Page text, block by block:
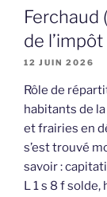
Ferchaud
de l’impôt
12 JUIN 2026
Rôle de
habitants de
et frairies en
s’est trouvé
savoir :
L 1 s 8 f